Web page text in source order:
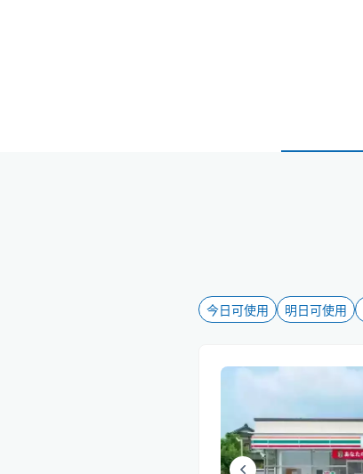
今日可使用 明日可使用